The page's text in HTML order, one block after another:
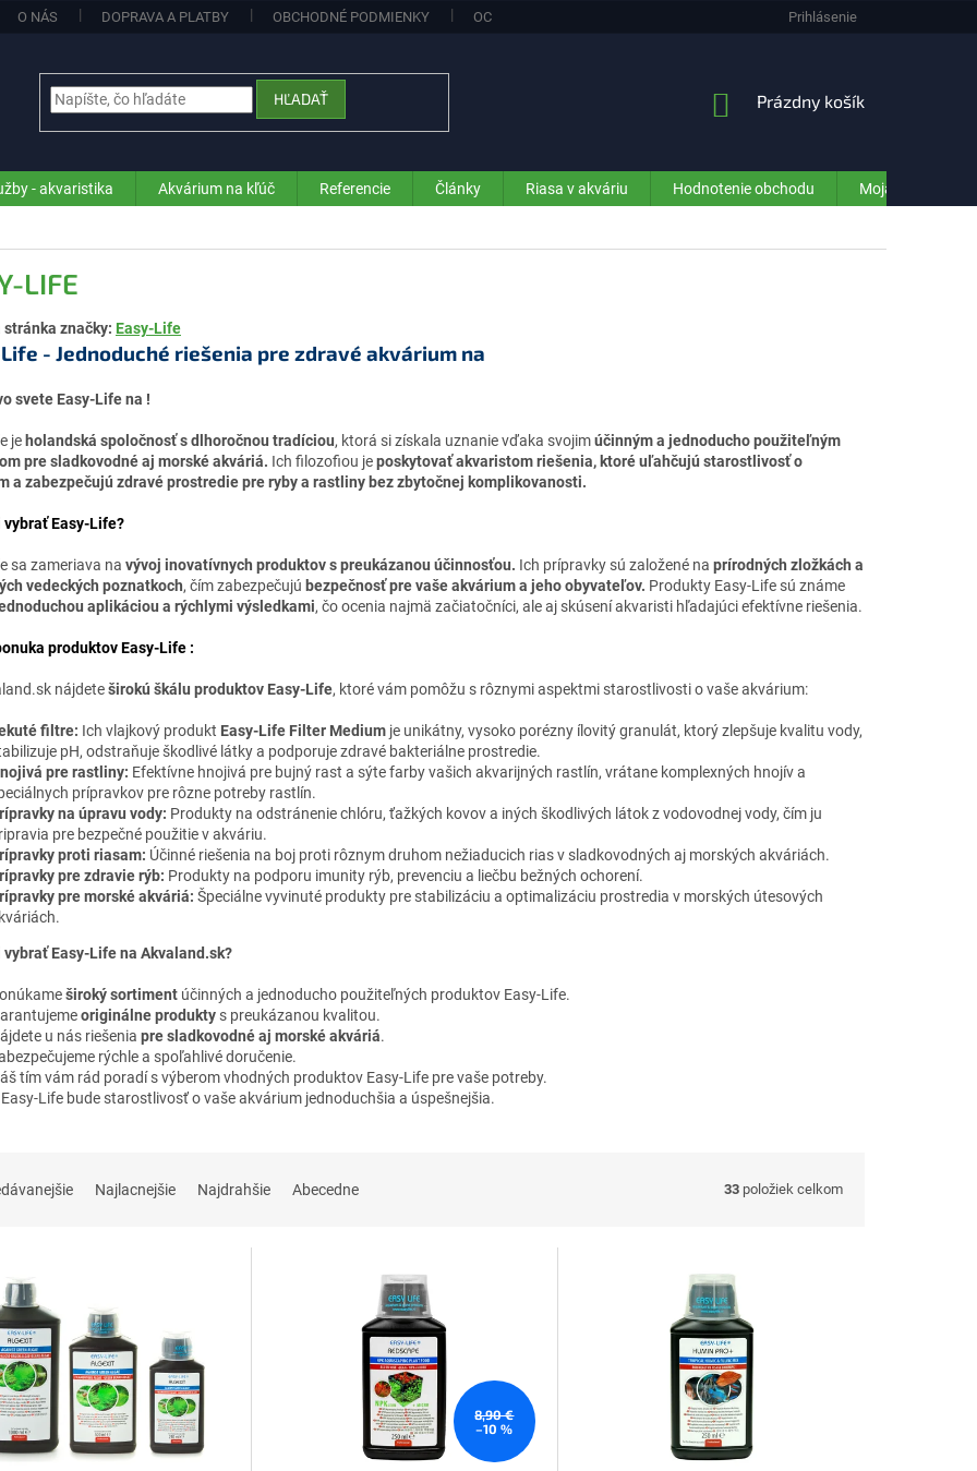
O NÁS DOPRAVA A PLATBY OBCHODNÉ PODMIENKY OCHRANA OSOBNÝCH ÚDAJOV (GDPR) - INFORMÁCIE PRE ZÁKAZNÍKOV E-
Prihlásenie
HĽADAŤ
NÁKUPNÝ
Prázdny košík
- akvaristika Akvárium na kľúč Referencie Články Riasa v akváriu Hodnotenie obchodu Moja objednávka
LIFE
stránka značky: Easy-Life
- Jednoduché riešenia pre zdravé akvárium na
svete Easy-Life na !
je holandská spoločnosť s dlhoročnou tradíciou, ktorá si získala uznanie vďaka svojimúčinným a jednoducho použiteľným
pre sladkovodné aj morské akváriá. Ich filozofiou jeposkytovať akvaristom riešenia, ktoré uľahčujú starostlivosť o
a zabezpečujú zdravé prostredie pre ryby a rastliny bez zbytočnej komplikovanosti.
vybrať Easy-Life?
sa zameriava na vývoj inovatívnych produktov s preukázanou účinnosťou. Ich prípravky sú založené na prírodných zložkách a
vedeckých poznatkoch, čím zabezpečujú bezpečnosť pre vaše akvárium a jeho obyvateľov. Produkty Easy-Life sú známe
aplikáciou a rýchlymi výsledkami, čo ocenia najmä začiatočníci, ale aj skúsení akvaristi hľadajúci efektívne riešenia.
produktov Easy-Life :
nájdeteširokú škálu produktov Easy-Life, ktoré vám pomôžu s rôznymi aspektmi starostlivosti o vaše akvárium:
filtre: Ich vlajkový produkt Easy-Life Filter Medium je unikátny, vysoko porézny ílovitý granulát, ktorý zlepšuje kvalitu vody,
pH, odstraňuje škodlivé látky a podporuje zdravé bakteriálne prostredie.
pre rastliny: Efektívne hnojivá pre bujný rast a sýte farby vašich akvarijných rastlín, vrátane komplexných hnojív a
prípravkov pre rôzne potreby rastlín.
na úpravu vody: Produkty na odstránenie chlóru, ťažkých kovov a iných škodlivých látok z vodovodnej vody, čím ju
pre bezpečné použitie v akváriu.
proti riasam: Účinné riešenia na boj proti rôznym druhom nežiaducich rias v sladkovodných aj morských akváriách.
pre zdravie rýb: Produkty na podporu imunity rýb, prevenciu a liečbu bežných ochorení.
pre morské akváriá: Špeciálne vyvinuté produkty pre stabilizáciu a optimalizáciu prostredia v morských útesových
vybrať Easy-Life na Akvaland.sk?
široký sortiment účinných a jednoducho použiteľných produktov Easy-Life.
originálne produkty s preukázanou kvalitou.
u nás riešenia pre sladkovodné aj morské akváriá.
rýchle a spoľahlivé doručenie.
tím vám rád poradí s výberom vhodných produktov Easy-Life pre vaše potreby.
Easy-Life bude starostlivosť o vaše akvárium jednoduchšia a úspešnejšia.
Najlacnejšie Najdrahšie Abecedne 33 položiek celkom
8,90 €
–10 %